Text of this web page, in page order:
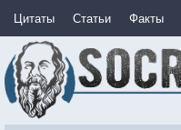
Цитаты Статьи Факты